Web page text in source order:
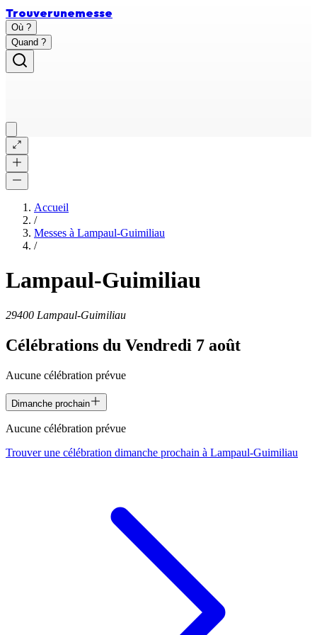
Trouverunemesse
Où ?
Quand ?
Accueil
/
Messes à Lampaul-Guimiliau
/
Lampaul-Guimiliau
29400 Lampaul-Guimiliau
Célébrations du Vendredi 7 août
Aucune célébration prévue
Dimanche prochain
Aucune célébration prévue
Trouver une célébration dimanche prochain à Lampaul-Guimiliau